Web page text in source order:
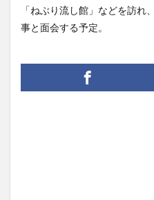
「ねぶり流し館」などを訪れ
事と面会する予定。